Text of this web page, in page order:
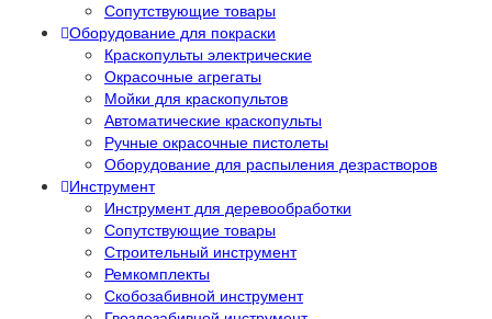
Сопутствующие товары
Оборудование для покраски
Краскопульты электрические
Окрасочные агрегаты
Мойки для краскопультов
Автоматические краскопульты
Ручные окрасочные пистолеты
Оборудование для распыления дезрастворов
Инструмент
Инструмент для деревообработки
Сопутствующие товары
Строительный инструмент
Ремкомплекты
Скобозабивной инструмент